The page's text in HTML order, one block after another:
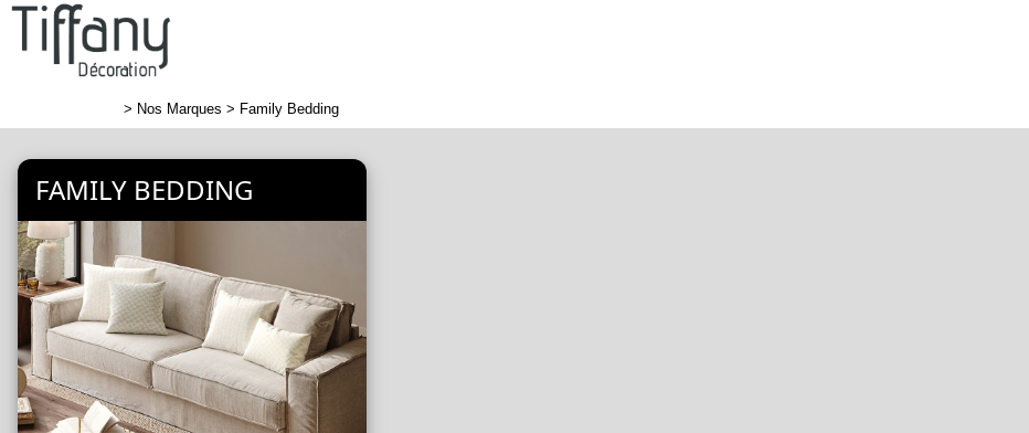
> Nos Marques > Family Bedding
FAMILY BEDDING